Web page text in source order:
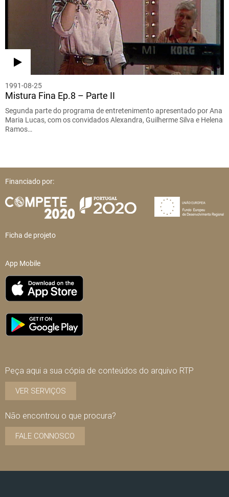
1991-08-25
Mistura Fina Ep.8 – Parte II
Segunda parte do programa de entretenimento apresentado por Ana
Maria Lucas, com os convidados Alexandra, Guilherme Silva e Helena
Ramos…
Financiado por:
Ficha de projeto
App Mobile
Peça aqui a sua cópia de conteúdos do arquivo RTP
VER SERVIÇOS
Não encontrou o que procura?
FALE CONNOSCO